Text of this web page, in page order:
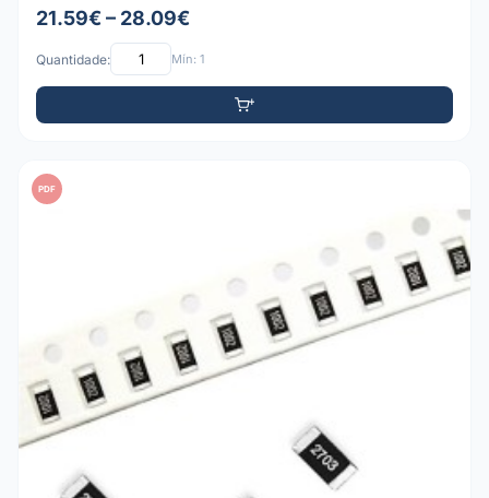
21.59€ – 28.09€
Quantidade: Mín: 1
PDF